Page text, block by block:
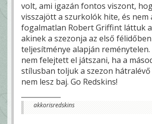
volt, ami igazán fontos viszont,
visszajött a szurkolók hite, és nem
fogalmatlan Robert Griffint láttuk
akinek a szezonja az első
teljesítménye alapján reménytelen.
nem felejtett el játszani, ha a
stílusban toljuk a szezon hátralévő
nem lesz baj. Go Redskins!
akkorisredskins